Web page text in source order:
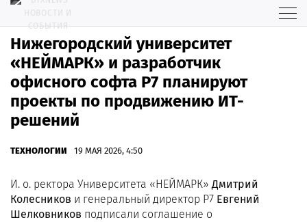
Нижегородский университет
«НЕЙМАРК» и разработчик
офисного софта P7 планируют
проекты по продвижению ИТ-
решений
ТЕХНОЛОГИИ 19 МАЯ 2026, 4:50
И. о. ректора Университета «НЕЙМАРК»Дмитрий
Колесников и генеральный директор Р7 Евгений
Шелковников подписали соглашение о